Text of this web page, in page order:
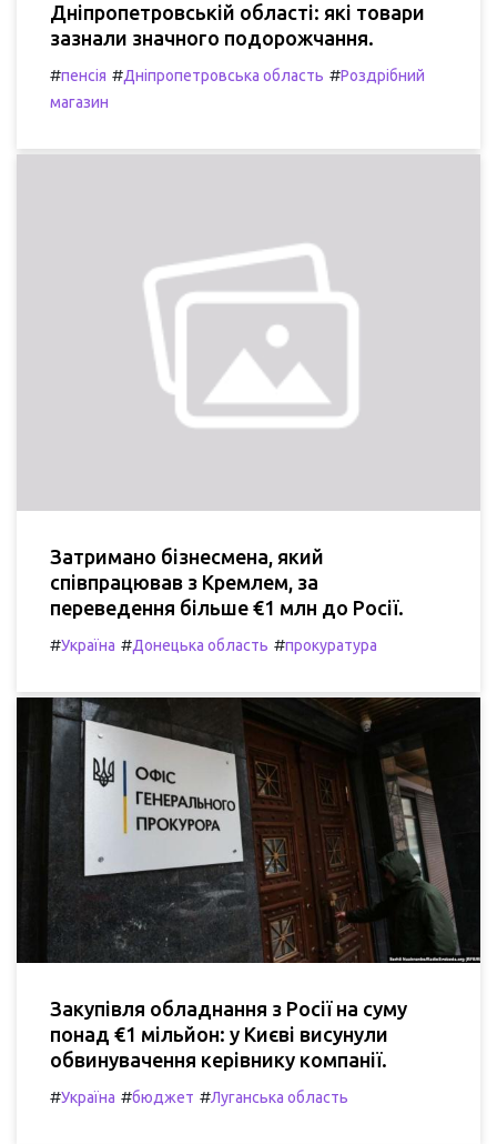
Дніпропетровській області: які товари
зазнали значного подорожчання.
#пенсія #Дніпропетровська область #Роздрібний
магазин
Затримано бізнесмена, який
співпрацював з Кремлем, за
переведення більше €1 млн до Росії.
#Україна #Донецька область #прокуратура
Закупівля обладнання з Росії на суму
понад €1 мільйон: у Києві висунули
обвинувачення керівнику компанії.
#Україна #бюджет #Луганська область